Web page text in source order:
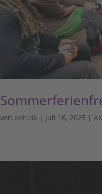
von bohldk | Juli 16, 2025 |